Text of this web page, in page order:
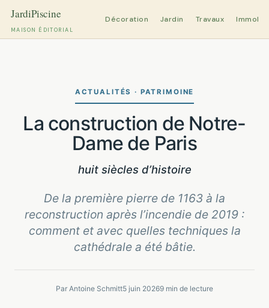
MAISON ÉDITORIAL
Décoration Jardin Travaux
ACTUALITÉS · PATRIMOINE
La construction de Notre-
Dame de Paris
huit siècles d’histoire
De la première pierre de 1163 à la
reconstruction après l’incendie de 2019 :
comment et avec quelles techniques la
cathédrale a été bâtie.
Par Antoine Schmitt5 juin 20269 min de lecture